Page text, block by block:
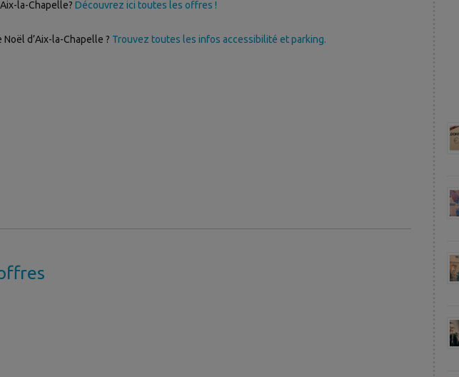
la-Chapelle? Découvrez ici toutes les offres !
d’Aix-la-Chapelle ? Trouvez toutes les infos accessibilité et parking.